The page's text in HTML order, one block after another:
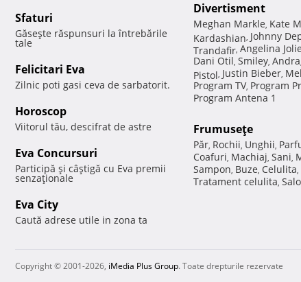
Sfaturi
Găseşte răspunsuri la întrebările
tale
Felicitari Eva
Zilnic poti gasi ceva de sarbatorit.
Horoscop
Viitorul tău, descifrat de astre
Eva Concursuri
Participă şi câştigă cu Eva premii
senzaţionale
Eva City
Caută adrese utile in zona ta
Divertisment
Meghan Markle, Kate
Kardashian, Johnny
Trandafir, Angelina Jolie
Dani Otil, Smiley, Andra,
Pistol, Justin Bieber,
Program TV, Program
Program Antena 1
Frumuseţe
Păr, Rochii, Unghii,
Coafuri, Machiaj, Sani,
Sampon, Buze, Celulita,
Tratament celulita,
Copyright © 2001-2026, iMedia Plus Group. Toate drepturile rezervate